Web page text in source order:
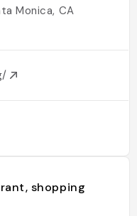
Monica, CA
shopping